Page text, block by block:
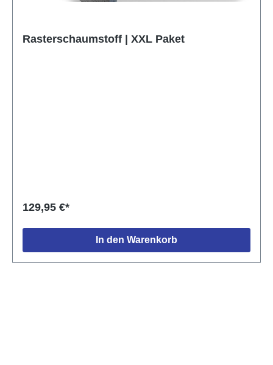
Rasterschaumstoff | XXL Paket
129,95 €*
In den Warenkorb